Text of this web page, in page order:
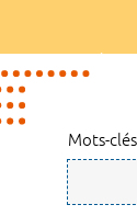
Mots-